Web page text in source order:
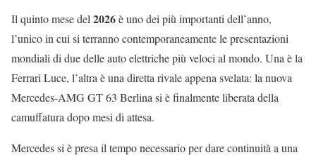
Il quinto mese del2026è uno dei più importanti dell’anno,
l’unico in cui si terranno contemporaneamente le presentazioni
mondiali di due delle auto elettriche più veloci al mondo. Una è la
Ferrari Luce, l’altra è una diretta rivale appena svelata: la nuova
Mercedes-AMG GT 63 Berlina si è finalmente liberata della
camuffatura dopo mesi di attesa.
Mercedes si è presa il tempo necessario per dare continuità a una